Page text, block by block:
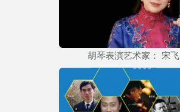
胡琴表演艺术家： 宋飞